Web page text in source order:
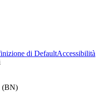
di DefaultAccessibilità
(BN)